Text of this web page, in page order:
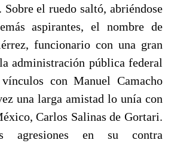
Sobre el ruedo saltó, abriéndose
aspirantes, el nombre de
funcionario con una gran
administración pública federal
con Manuel Camacho
una larga amistad lo unía con
Carlos Salinas de Gortari.
agresiones en su contra